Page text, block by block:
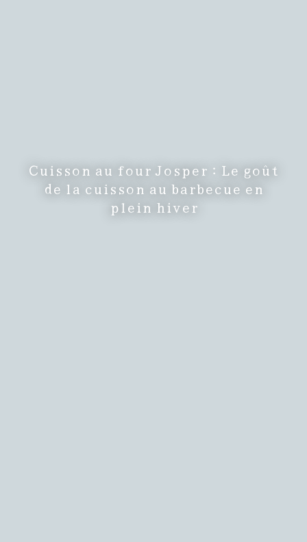
Cuisson au four Josper : Le goût
de la cuisson au barbecue en
plein hiver